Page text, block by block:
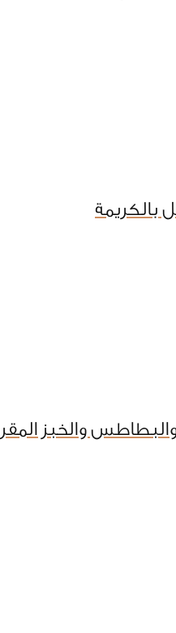
بالكريمة
والبطاطس والخبز